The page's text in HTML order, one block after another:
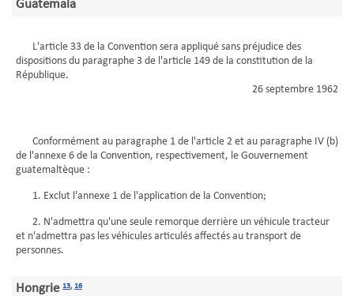
Guatemala
L'article 33 de la Convention sera appliqué sans préjudice des
dispositions du paragraphe 3 de l'article 149 de la constitution de la
République.
26 septembre 1962
Conformément au paragraphe 1 de l'article 2 et au paragraphe IV (b)
de l'annexe 6 de la Convention, respectivement, le Gouvernement
guatemaltèque :
1. Exclut l'annexe 1 de l'application de la Convention;
2. N'admettra qu'une seule remorque derrière un véhicule tracteur
et n'admettra pas les véhicules articulés affectés au transport de
personnes.
Hongrie 13,16